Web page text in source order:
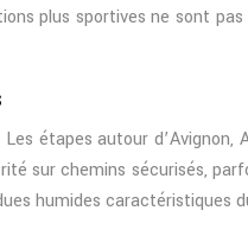
plus sportives ne sont
étapes autour
sur chemins sécurisés,
humides caractéristiques